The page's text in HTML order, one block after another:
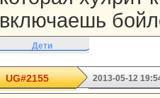
включаешь
Дети
UG#2155 2013-05-12